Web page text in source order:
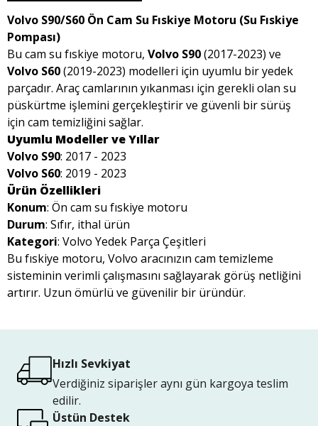
Volvo S90/S60 Ön Cam Su Fıskiye Motoru (Su Fıskiye
Pompası)
Bu cam su fıskiye motoru, Volvo S90(2017-2023) ve
Volvo S60(2019-2023) modelleri için uyumlu bir yedek
parçadır. Araç camlarının yıkanması için gerekli olan su
püskürtme işlemini gerçekleştirir ve güvenli bir sürüş
için cam temizliğini sağlar.
Uyumlu Modeller ve Yıllar
Volvo S90: 2017 - 2023
Volvo S60: 2019 - 2023
Ürün Özellikleri
Konum: Ön cam su fıskiye motoru
Durum: Sıfır, ithal ürün
Kategori: Volvo Yedek Parça Çeşitleri
Bu fıskiye motoru, Volvo aracınızın cam temizleme
sisteminin verimli çalışmasını sağlayarak görüş netliğini
artırır. Uzun ömürlü ve güvenilir bir üründür.
Hızlı Sevkiyat
Verdiğiniz siparişler aynı gün kargoya teslim
edilir.
Üstün Destek